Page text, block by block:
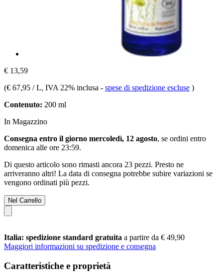
€ 13,59
(€ 67,95 / L, IVA 22% inclusa - spese di spedizione escluse )
Contenuto: 200 ml
In Magazzino
Consegna entro il giorno mercoledì, 12 agosto, se ordini entro
domenica alle ore 23:59.
Di questo articolo sono rimasti ancora 23 pezzi. Presto ne
arriveranno altri! La data di consegna potrebbe subire variazioni se
vengono ordinati più pezzi.
Nel Carrello
Italia: spedizione standard gratuita a partire da € 49,90
Maggiori informazioni su spedizione e consegna
Caratteristiche e proprietà